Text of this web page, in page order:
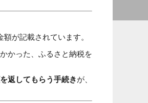
が記載されています。
かった、ふるさと納税を
返してもらう手続きが、